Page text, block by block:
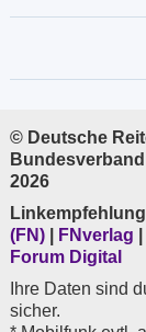
© Deutsche
2026
(FN)
FNverlag
Forum Digital
Ihre Daten sind
sicher.